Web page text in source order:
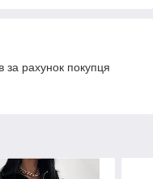
за рахунок покупця